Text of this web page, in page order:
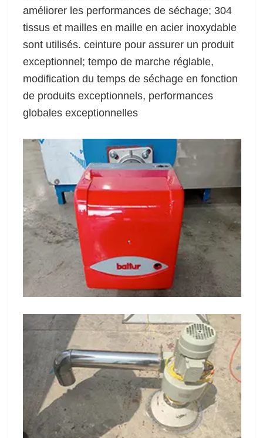
améliorer les performances de séchage; 304
tissus et mailles en maille en acier inoxydable
sont utilisés. ceinture pour assurer un produit
exceptionnel; tempo de marche réglable,
modification du temps de séchage en fonction
de produits exceptionnels, performances
globales exceptionnelles